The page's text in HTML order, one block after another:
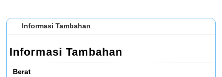
Informasi Tambahan
Informasi Tambahan
Berat